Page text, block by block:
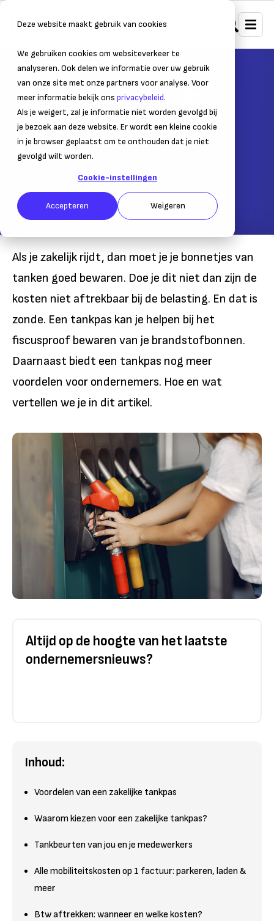
Deze website maakt gebruik van cookies
We gebruiken cookies om websiteverkeer te
analyseren. Ook delen we informatie over uw gebruik
van onze site met onze partners voor analyse. Voor
meer informatie bekijk ons privacybeleid.
Als je weigert, zal je informatie niet worden gevolgd bij
je bezoek aan deze website. Er wordt een kleine cookie
in je browser geplaatst om te onthouden dat je niet
gevolgd wilt worden.
Cookie-instellingen
Accepteren Weigeren
Home Mobiliteit Zakelijk autorijden
Voordelen van een zakelijke
tankpas
Met één pas overal afrekenen
– Leestijd: 2min.
Laatst bijgewerkt:28 april 2021
Als je zakelijk rijdt, dan moet je je bonnetjes van
tanken goed bewaren. Doe je dit niet dan zijn de
kosten niet aftrekbaar bij de belasting. En dat is
zonde. Een tankpas kan je helpen bij het
fiscusproof bewaren van je brandstofbonnen.
Daarnaast biedt een tankpas nog meer
voordelen voor ondernemers. Hoe en wat
vertellen we je in dit artikel.
Altijd op de hoogte van het laatste
ondernemersnieuws?
Inhoud:
Voordelen van een zakelijke tankpas
Waarom kiezen voor een zakelijke tankpas?
Tankbeurten van jou en je medewerkers
Alle mobiliteitskosten op 1 factuur: parkeren, laden &
meer
Btw aftrekken: wanneer en welke kosten?